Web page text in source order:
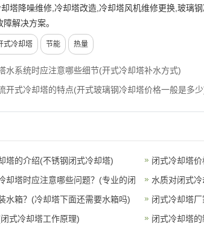
塔降噪维修,冷却塔改造,冷却塔风机维修更换,玻璃
解决方案。
式冷却塔 节能 热量
水系统时应注意哪些细节(开式冷却塔补水方式)
开式冷却塔的特点(开式玻璃钢冷却塔价格一般是多
塔的介绍(不锈钢闭式冷却塔)
闭式冷却塔
塔
却塔时应注意哪些问题？(专业的闭
水质对闭式
水箱？(冷却塔下面还需要水箱吗)
闭式冷却塔
式冷却塔工作原理)
闭式冷却塔